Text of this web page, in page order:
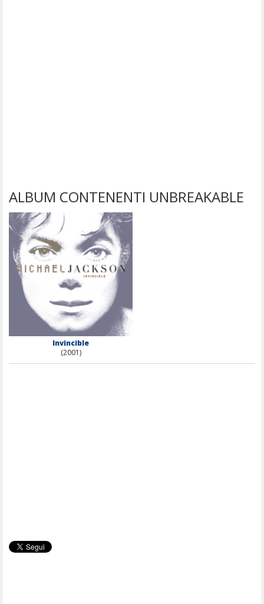
ALBUM CONTENENTI UNBREAKABLE
Invincible
(2001)